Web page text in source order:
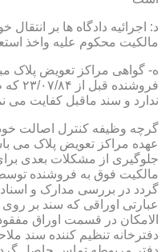
د: اجرائیه دادگاه ها بر
مالکیت محکوم علیه واخذ
ه- گواهی مراکز تعویض پلاک
ندارد و سند ماقبل کفایت می
عهده مراکز تعویض پلاک می
جلوگیری از مشکلات بعدی
مالکیت فوق به فروشنده
گردد در بررسی مدارک و
عبارتی اوراقی که سند بر روی
الامکان در قسمت اوراق
دفترخانه تنظیم کننده سند